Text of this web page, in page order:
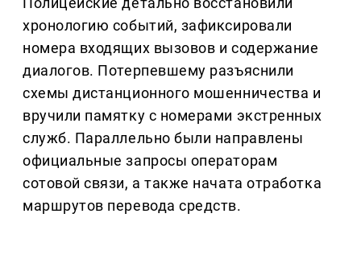
хронологию событий, зафиксировали
номера входящих вызовов и содержание
диалогов. Потерпевшему разъяснили
схемы дистанционного мошенничества и
вручили памятку с номерами экстренных
служб. Параллельно были направлены
официальные запросы операторам
сотовой связи, а также начата отработка
маршрутов перевода средств.